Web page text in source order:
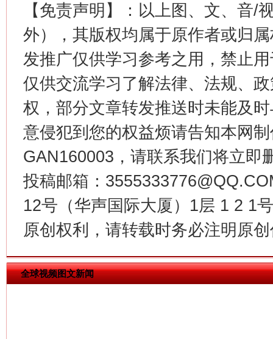
【免责声明】：以上图、文、音/
外），其版权均属于原作者或归
发推广仅供学习参考之用，禁止
仅供交流学习了解法律、法规、
权，部分文章转发推送时未能及
意侵犯到您的权益烦请告知本网
GAN160003，请联系我们将立即
投稿邮箱：
12号（华声国际大厦）1层 1 2 1
原创权利，请转载时务必注明原
全球视频图文新闻
这是一记警钟！ 谢
在谋一域中谋全局
今